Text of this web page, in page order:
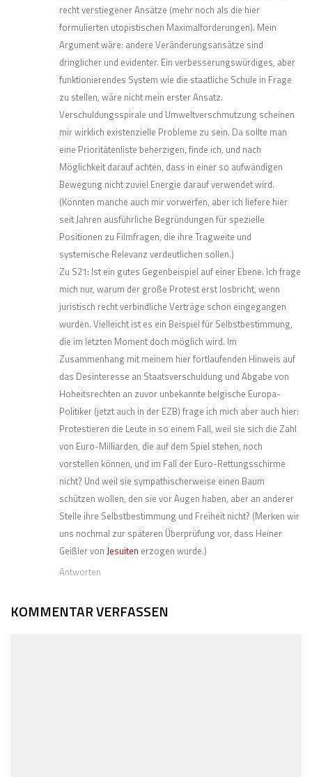
recht verstiegener Ansätze (mehr noch als die hier
formulierten utopistischen Maximalforderungen). Mein
Argument wäre: andere Veränderungsansätze sind
dringlicher und evidenter. Ein verbesserungswürdiges, aber
funktionierendes System wie die staatliche Schule in Frage
zu stellen, wäre nicht mein erster Ansatz.
Verschuldungsspirale und Umweltverschmutzung scheinen
mir wirklich existenzielle Probleme zu sein. Da sollte man
eine Prioritätenliste beherzigen, finde ich, und nach
Möglichkeit darauf achten, dass in einer so aufwändigen
Bewegung nicht zuviel Energie darauf verwendet wird.
(Könnten manche auch mir vorwerfen, aber ich liefere hier
seit Jahren ausführliche Begründungen für spezielle
Positionen zu Filmfragen, die ihre Tragweite und
systemische Relevanz verdeutlichen sollen.)
Zu S21: Ist ein gutes Gegenbeispiel auf einer Ebene. Ich frage
mich nur, warum der große Protest erst losbricht, wenn
juristisch recht verbindliche Verträge schon eingegangen
wurden. Vielleicht ist es ein Beispiel für Selbstbestimmung,
die im letzten Moment doch möglich wird. Im
Zusammenhang mit meinem hier fortlaufenden Hinweis auf
das Desinteresse an Staatsverschuldung und Abgabe von
Hoheitsrechten an zuvor unbekannte belgische Europa-
Politiker (jetzt auch in der EZB) frage ich mich aber auch hier:
Protestieren die Leute in so einem Fall, weil sie sich die Zahl
von Euro-Milliarden, die auf dem Spiel stehen, noch
vorstellen können, und im Fall der Euro-Rettungsschirme
nicht? Und weil sie sympathischerweise einen Baum
schützen wollen, den sie vor Augen haben, aber an anderer
Stelle ihre Selbstbestimmung und Freiheit nicht? (Merken wir
uns nochmal zur späteren Überprüfung vor, dass Heiner
Geißler von Jesuiten erzogen wurde.)
Antworten
KOMMENTAR VERFASSEN